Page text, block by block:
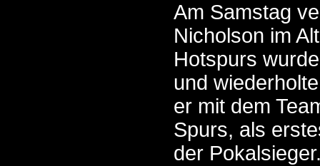
Am Samstag
Nicholson im
Hotspurs
und
er mit dem
Spurs, als
der